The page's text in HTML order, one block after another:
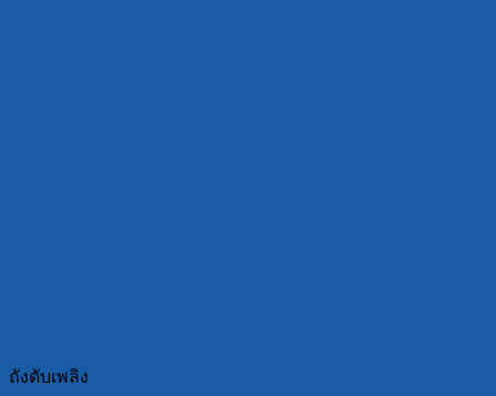
ถังดับเพลิง